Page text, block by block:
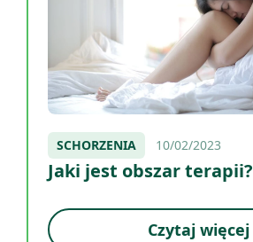
SCHORZENIA 10/02/2023
Jaki jest obszar terapii?
Czytaj więcej